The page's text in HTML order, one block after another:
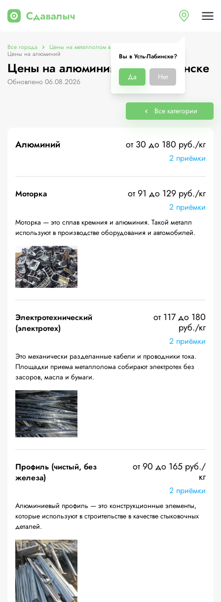
Вы в Усть-Лабинске?
Да Нет
Все города Цены на металлолом в Усть-Лабинске
Цены на алюминий
Цены на алюминий в Усть-Лабинске
Обновлено 06.08.2026
Все категории
Алюминий от 30 до 180 руб./кг
2 приёмки
Моторка от 91 до 129 руб./кг
2 приёмки
Моторка — это сплав кремния и алюминия. Такой металл
используют в производстве оборудования и автомобилей.
Электротехнический
(электротех)
от 117 до 180
руб./кг
2 приёмки
Это механически разделанные кабели и проводники тока.
Площадки приема металлолома собирают электротех без
засоров, масла и бумаги.
Профиль (чистый, без
железа)
от 90 до 165 руб./
кг
2 приёмки
Алюминиевый профиль — это конструкционные элементы,
которые используют в строительстве в качестве стыковочных
деталей.